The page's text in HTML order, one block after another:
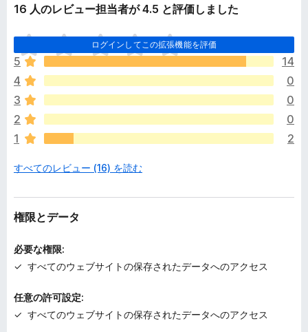
16 人のレビュー担当者が 4.5 と評価しました
ログインしてこの拡張機能を評価
ま
だ
評
価
さ
れ
て
い
せ
5
14
4
0
3
0
2
0
1
2
すべてのレビュー (16) を読む
権限とデータ
必要な権限:
すべてのウェブサイトの保存されたデータへのアクセス
任意の許可設定:
すべてのウェブサイトの保存されたデータへのアクセス